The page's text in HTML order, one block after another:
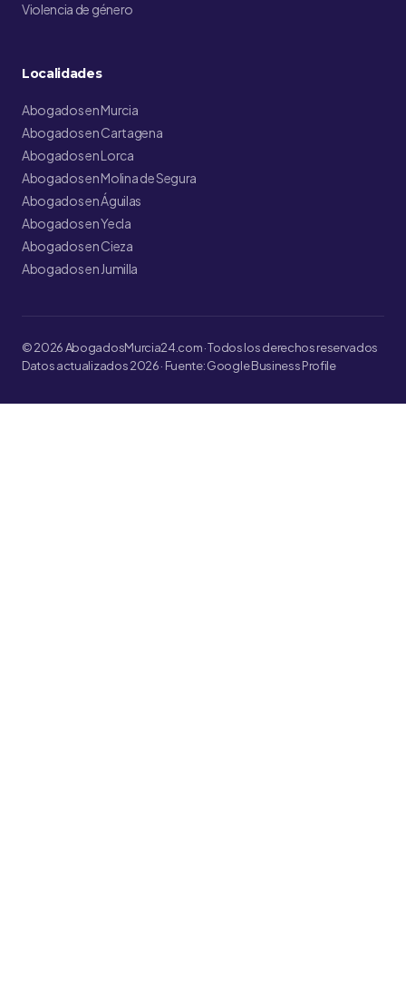
Violencia de género
Localidades
Abogados en Murcia
Abogados en Cartagena
Abogados en Lorca
Abogados en Molina de Segura
Abogados en Águilas
Abogados en Yecla
Abogados en Cieza
Abogados en Jumilla
© 2026 AbogadosMurcia24.com · Todos los derechos reservados
Datos actualizados 2026 · Fuente: Google Business Profile